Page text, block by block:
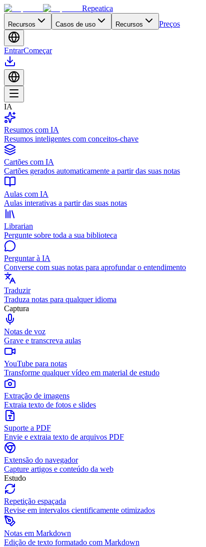
Repeatica
Recursos Casos de uso Recursos Preços
EntrarComeçar
IA
Resumos com IA
Resumos inteligentes com conceitos-chave
Cartões com IA
Cartões gerados automaticamente a partir das suas notas
Aulas com IA
Aulas interativas a partir das suas notas
Librarian
Pergunte sobre toda a sua biblioteca
Perguntar à IA
Converse com suas notas para aprofundar o entendimento
Traduzir
Traduza notas para qualquer idioma
Captura
Notas de voz
Grave e transcreva aulas
YouTube para notas
Transforme qualquer vídeo em material de estudo
Extração de imagens
Extraia texto de fotos e slides
Suporte a PDF
Envie e extraia texto de arquivos PDF
Extensão do navegador
Capture artigos e conteúdo da web
Estudo
Repetição espaçada
Revise em intervalos cientificamente otimizados
Notas em Markdown
Edição de texto formatado com Markdown